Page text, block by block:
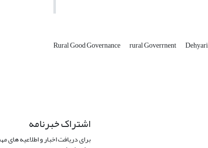
Rural Good Governance rural Goverrnent Dehyari
اشتراک خبرنامه
برای دریافت اخبار و اطلاعیه های